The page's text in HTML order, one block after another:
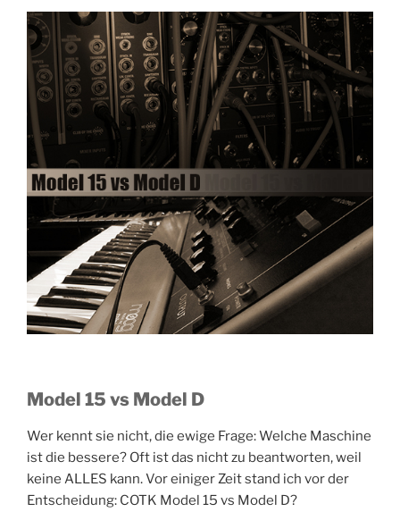
Model 15 vs Model D
Wer kennt sie nicht, die ewige Frage: Welche Maschine
ist die bessere? Oft ist das nicht zu beantworten, weil
keine ALLES kann. Vor einiger Zeit stand ich vor der
Entscheidung: COTK Model 15 vs Model D?